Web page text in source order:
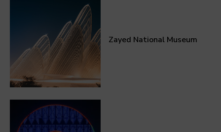
Zayed National Museum